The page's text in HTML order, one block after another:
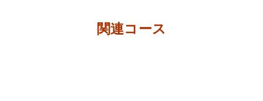
関連コース